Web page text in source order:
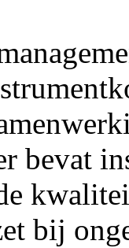
bevat
bij